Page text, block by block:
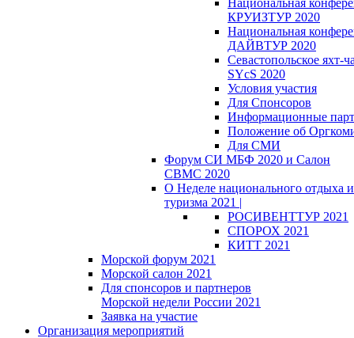
Национальная
КРУИЗТУР 2020
Национальная
ДАЙВТУР 2020
Севастопольское яхт-
SYcS 2020
Условия участия
Для Спонсоров
Информационные
Положение об
Для СМИ
Форум СИ МБФ 2020 и Салон
СВМС 2020
О Неделе национального отдыха и
туризма 2021 |
РОСИВЕНТТУР 2021
СПОРОХ 2021
КИТТ 2021
Морской форум 2021
Морской салон 2021
Для спонсоров и партнеров
Морской недели России 2021
Заявка на участие
Организация мероприятий